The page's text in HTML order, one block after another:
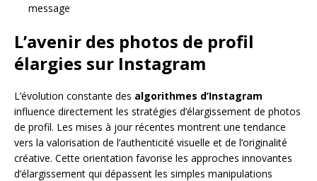
message
L’avenir des photos de profil
élargies sur Instagram
L’évolution constante des algorithmes d’Instagram
influence directement les stratégies d’élargissement de photos
de profil. Les mises à jour récentes montrent une tendance
vers la valorisation de l’authenticité visuelle et de l’originalité
créative. Cette orientation favorise les approches innovantes
d’élargissement qui dépassent les simples manipulations